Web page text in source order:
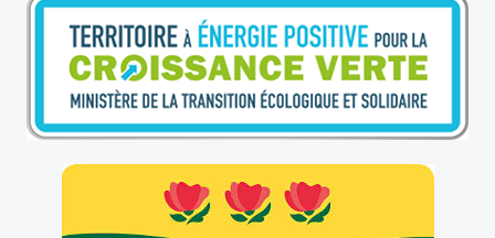
Fressin, lauréat village fleuri
Le sentier de découverte du village
Les foulées Fressinoises
Le parcours cyclo le soleil de satan
Acteurs du tourisme
Les étangs de Fressin